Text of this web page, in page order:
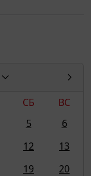
СБ
ВС
5
6
12
13
19
20